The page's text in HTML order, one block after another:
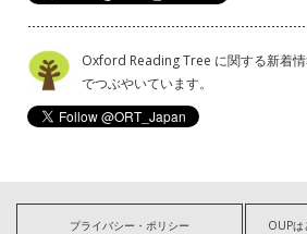
Oxford Reading Tree に関する新着
でつぶやいています。
プライバシー・ポリシー